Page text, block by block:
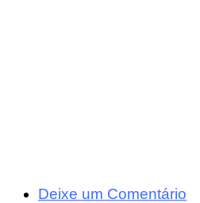
Deixe um Comentário